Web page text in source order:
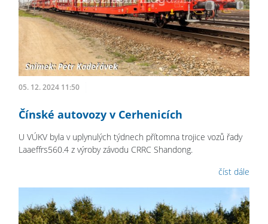
05. 12. 2024 11:50
Čínské autovozy v Cerhenicích
U VÚKV byla v uplynulých týdnech přítomna trojice vozů řady
Laaeffrs560.4 z výroby závodu CRRC Shandong.
číst dále